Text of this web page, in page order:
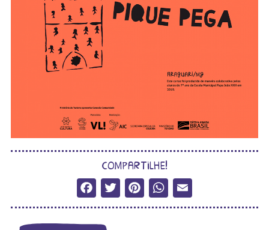
compartilhe!
Facebook
Twitter
Pinterest
WhatsApp